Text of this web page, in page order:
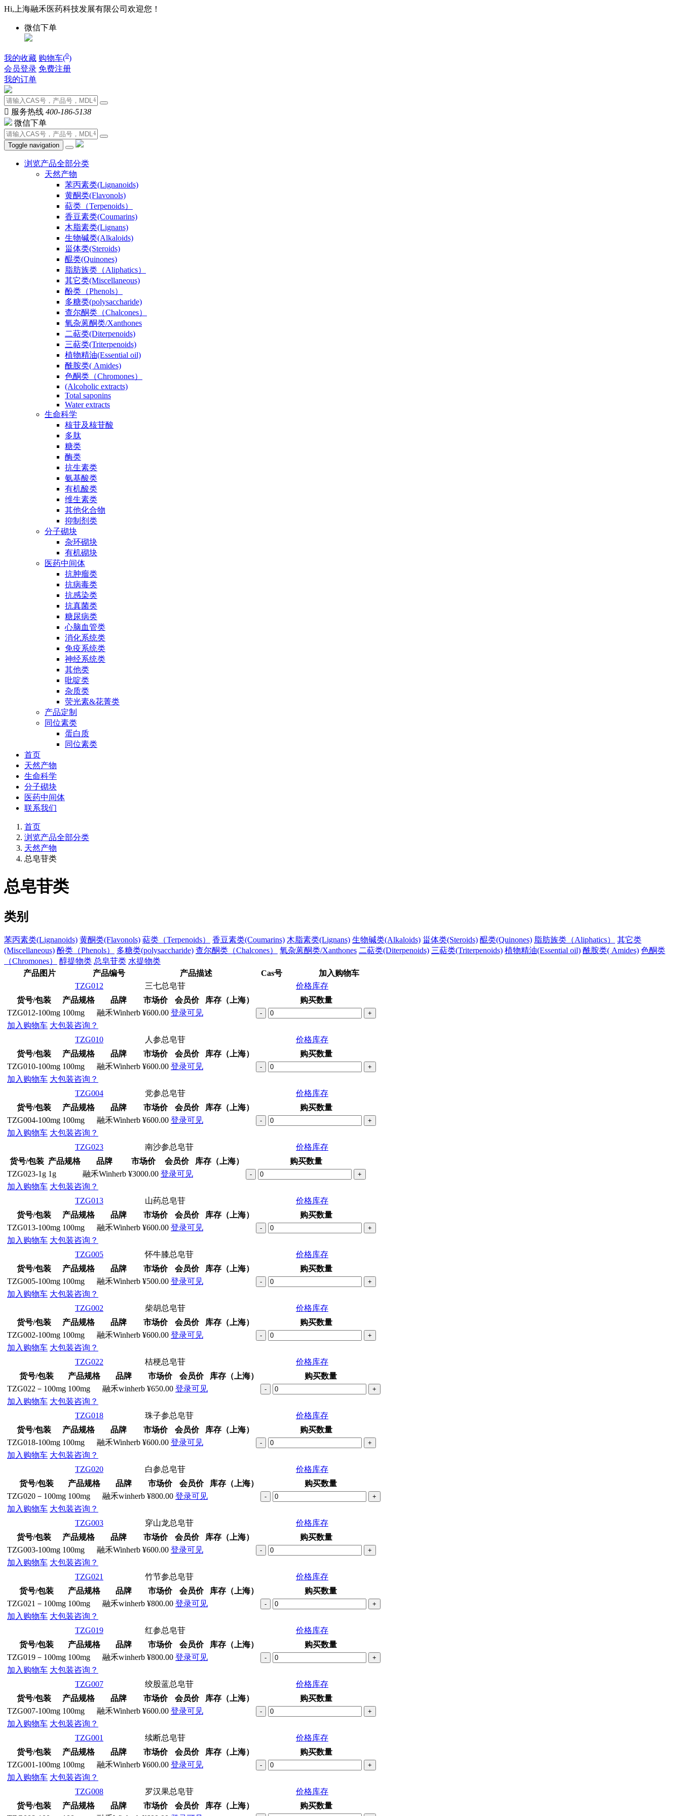
Hi,上海融禾医药科技发展有限公司欢迎您！
微信下单
我的收藏 购物车(0)
会员登录 免费注册
我的订单
 服务热线 400-186-5138
微信下单
Toggle navigation
浏览产品全部分类
天然产物
苯丙素类(Lignanoids)
黄酮类(Flavonols)
萜类（Terpenoids）
香豆素类(Coumarins)
木脂素类(Lignans)
生物碱类(Alkaloids)
甾体类(Steroids)
醌类(Quinones)
脂肪族类（Aliphatics）
其它类(Miscellaneous)
酚类（Phenols）
多糖类(polysaccharide)
查尔酮类（Chalcones）
氧杂蒽酮类/Xanthones
二萜类(Diterpenoids)
三萜类(Triterpenoids)
植物精油(Essential oil)
酰胺类( Amides)
色酮类（Chromones）
(Alcoholic extracts)
Total saponins
Water extracts
生命科学
核苷及核苷酸
多肽
糖类
酶类
抗生素类
氨基酸类
有机酸类
维生素类
其他化合物
抑制剂类
分子砌块
杂环砌块
有机砌块
医药中间体
抗肿瘤类
抗病毒类
抗感染类
抗真菌类
糖尿病类
心脑血管类
消化系统类
免疫系统类
神经系统类
其他类
吡啶类
杂质类
荧光素&花菁类
产品定制
同位素类
蛋白质
同位素类
首页
天然产物
生命科学
分子砌块
医药中间体
联系我们
首页
浏览产品全部分类
天然产物
总皂苷类
总皂苷类
类别
苯丙素类(Lignanoids) 黄酮类(Flavonols) 萜类（Terpenoids） 香豆素类(Coumarins) 木脂素类(Lignans) 生物碱类(Alkaloids) 甾体类(Steroids) 醌类(Quinones) 脂肪族类（Aliphatics）
其它类
(Miscellaneous) 酚类（Phenols） 多糖类(polysaccharide) 查尔酮类（Chalcones） 氧杂蒽酮类/Xanthones 二萜类(Diterpenoids) 三萜类(Triterpenoids) 植物精油(Essential oil) 酰胺类( Amides) 色酮类
（Chromones）
醇提物类 总皂苷类 水提物类
产品图片
产品编号 产品描述 Cas号
加入购物车
TZG012
三七总皂苷
价格库存
货号/包装
产品规格 品牌 市场价 会员价 库存（上海）
购买数量
TZG012-100mg 100mg 融禾Winherb ¥600.00 登录可见 - +
加入购物车 大包装咨询？
TZG010
人参总皂苷
价格库存
货号/包装
产品规格 品牌 市场价 会员价 库存（上海）
购买数量
TZG010-100mg 100mg 融禾Winherb ¥600.00 登录可见 - +
加入购物车 大包装咨询？
TZG004
党参总皂苷
价格库存
货号/包装
产品规格 品牌 市场价 会员价 库存（上海）
购买数量
TZG004-100mg 100mg 融禾Winherb ¥600.00 登录可见 - +
加入购物车 大包装咨询？
TZG023
南沙参总皂苷
价格库存
货号/包装 产品规格 品牌 市场价 会员价 库存（上海）
购买数量
TZG023-1g 1g 融禾Winherb ¥3000.00 登录可见 - +
加入购物车 大包装咨询？
TZG013
山药总皂苷
价格库存
货号/包装
产品规格 品牌 市场价 会员价 库存（上海）
购买数量
TZG013-100mg 100mg 融禾Winherb ¥600.00 登录可见 - +
加入购物车 大包装咨询？
TZG005
怀牛膝总皂苷
价格库存
货号/包装
产品规格 品牌 市场价 会员价 库存（上海）
购买数量
TZG005-100mg 100mg 融禾Winherb ¥500.00 登录可见 - +
加入购物车 大包装咨询？
TZG002
柴胡总皂苷
价格库存
货号/包装
产品规格 品牌 市场价 会员价 库存（上海）
购买数量
TZG002-100mg 100mg 融禾Winherb ¥600.00 登录可见 - +
加入购物车 大包装咨询？
TZG022
桔梗总皂苷
价格库存
货号/包装
产品规格 品牌 市场价 会员价 库存（上海）
购买数量
TZG022－100mg 100mg 融禾winherb ¥650.00 登录可见 - +
加入购物车 大包装咨询？
TZG018
珠子参总皂苷
价格库存
货号/包装
产品规格 品牌 市场价 会员价 库存（上海）
购买数量
TZG018-100mg 100mg 融禾Winherb ¥600.00 登录可见 - +
加入购物车 大包装咨询？
TZG020
白参总皂苷
价格库存
货号/包装
产品规格 品牌 市场价 会员价 库存（上海）
购买数量
TZG020－100mg 100mg 融禾winherb ¥800.00 登录可见 - +
加入购物车 大包装咨询？
TZG003
穿山龙总皂苷
价格库存
货号/包装
产品规格 品牌 市场价 会员价 库存（上海）
购买数量
TZG003-100mg 100mg 融禾Winherb ¥600.00 登录可见 - +
加入购物车 大包装咨询？
TZG021
竹节参总皂苷
价格库存
货号/包装
产品规格 品牌 市场价 会员价 库存（上海）
购买数量
TZG021－100mg 100mg 融禾winherb ¥800.00 登录可见 - +
加入购物车 大包装咨询？
TZG019
红参总皂苷
价格库存
货号/包装
产品规格 品牌 市场价 会员价 库存（上海）
购买数量
TZG019－100mg 100mg 融禾winherb ¥800.00 登录可见 - +
加入购物车 大包装咨询？
TZG007
绞股蓝总皂苷
价格库存
货号/包装
产品规格 品牌 市场价 会员价 库存（上海）
购买数量
TZG007-100mg 100mg 融禾Winherb ¥600.00 登录可见 - +
加入购物车 大包装咨询？
TZG001
续断总皂苷
价格库存
货号/包装
产品规格 品牌 市场价 会员价 库存（上海）
购买数量
TZG001-100mg 100mg 融禾Winherb ¥600.00 登录可见 - +
加入购物车 大包装咨询？
TZG008
罗汉果总皂苷
价格库存
货号/包装
产品规格 品牌 市场价 会员价 库存（上海）
购买数量